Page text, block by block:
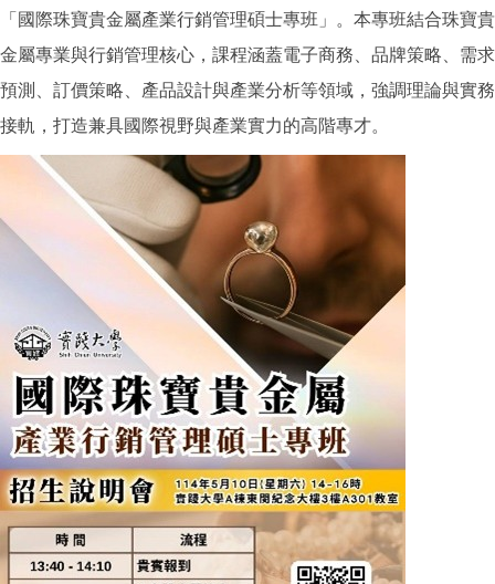
「國際珠寶貴金屬產業行銷管理碩士專班」。本專班結合珠寶貴
金屬專業與行銷管理核心，課程涵蓋電子商務、品牌策略、需求
預測、訂價策略、產品設計與產業分析等領域，強調理論與實務
接軌，打造兼具國際視野與產業實力的高階專才。